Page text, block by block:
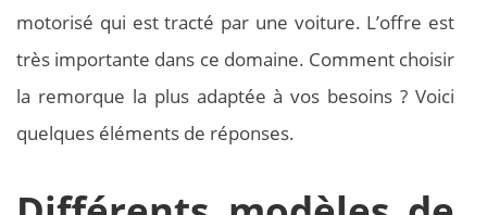
motorisé qui est tracté par une voiture. L’offre est
très importante dans ce domaine. Comment choisir
la remorque la plus adaptée à vos besoins ? Voici
quelques éléments de réponses.